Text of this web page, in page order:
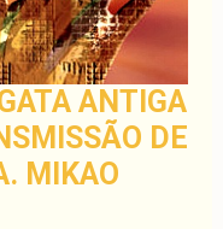
ANTIGA
DE
MIKAO